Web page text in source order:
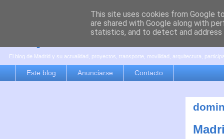
es por madrid
El blog de Madrid y su actualidad, proyectos, transporte, movilidad, arquitectura,
Este blog Anunciarse Contacto
This site uses cookies from Google
are shared with Google along with
statistics, and to detect and address